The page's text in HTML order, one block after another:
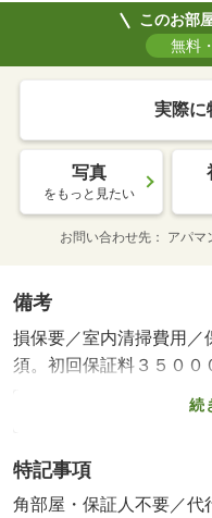
このお部
無料
実際に
写真
をもっと見たい
お問い合わせ先 アパマ
備考
損保要／室内清掃費用
須。初回保証料３５０
１％＋８００円／月（
退去費用実費精算※故意
会費は月額です。 保証
バストイレ別／バルコニ
続
特記事項
角部屋・保証人不要／代